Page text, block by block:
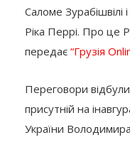
Саломе
Ріка Перрі. Про це
передає “Грузія
Переговори
присутній на
України